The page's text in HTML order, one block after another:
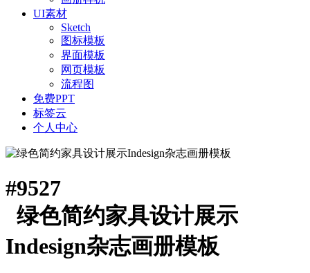
UI素材
Sketch
图标模板
界面模板
网页模板
流程图
免费PPT
标签云
个人中心
#9527
绿色简约家具设计展示
Indesign杂志画册模板